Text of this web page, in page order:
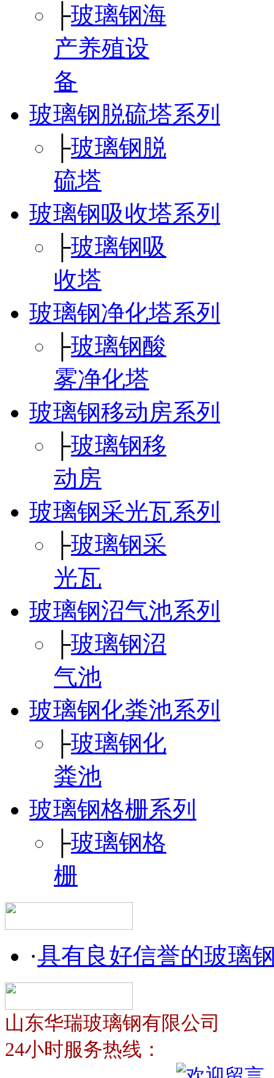
├玻璃钢海
产养殖设
备
玻璃钢脱硫塔系列
├玻璃钢脱
硫塔
玻璃钢吸收塔系列
├玻璃钢吸
收塔
玻璃钢净化塔系列
├玻璃钢酸
雾净化塔
玻璃钢移动房系列
├玻璃钢移
动房
玻璃钢采光瓦系列
├玻璃钢采
光瓦
玻璃钢沼气池系列
├玻璃钢沼
气池
玻璃钢化粪池系列
├玻璃钢化
粪池
玻璃钢格栅系列
├玻璃钢格
栅
·具有良好信誉的玻璃
山东华瑞玻璃钢有限公司
24小时服务热线：